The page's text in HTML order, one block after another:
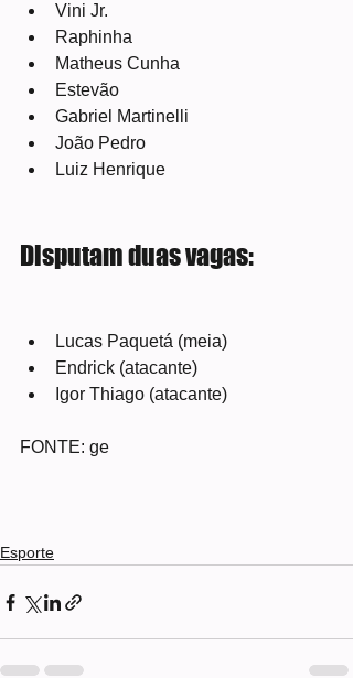
Vini Jr.
Raphinha
Matheus Cunha
Estevão
Gabriel Martinelli
João Pedro
Luiz Henrique
Disputam duas vagas:
Lucas Paquetá (meia)
Endrick (atacante)
Igor Thiago (atacante)
FONTE: ge
Esporte